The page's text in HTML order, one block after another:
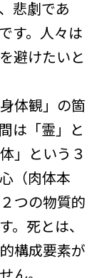
悲劇であ
す。人々は
避けたいと
体観」の箇
は「霊」と
」という３
（肉体本
つの物質的
。死とは、
構成要素が